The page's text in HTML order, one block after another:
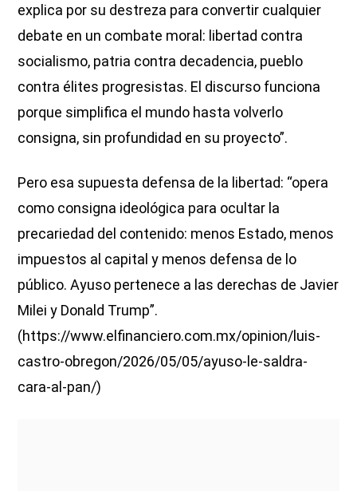
explica por su destreza para convertir cualquier
debate en un combate moral: libertad contra
socialismo, patria contra decadencia, pueblo
contra élites progresistas. El discurso funciona
porque simplifica el mundo hasta volverlo
consigna, sin profundidad en su proyecto”.
Pero esa supuesta defensa de la libertad: “opera
como consigna ideológica para ocultar la
precariedad del contenido: menos Estado, menos
impuestos al capital y menos defensa de lo
público. Ayuso pertenece a las derechas de Javier
Milei y Donald Trump”.
(https://www.elfinanciero.com.mx/opinion/luis-
castro-obregon/2026/05/05/ayuso-le-saldra-
cara-al-pan/)